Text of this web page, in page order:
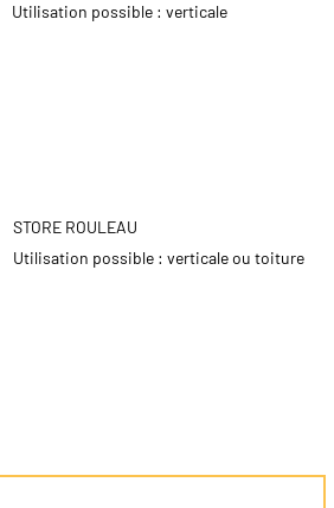
Utilisation possible : verticale
STORE ROULEAU
Utilisation possible : verticale ou toiture